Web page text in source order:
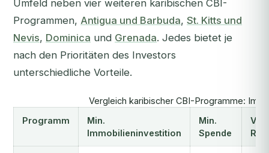
Umfeld neben vier weiteren karibischen CBI-
Programmen, Antigua und Barbuda, St. Kitts und
Nevis, Dominica und Grenada. Jedes bietet je
nach den Prioritäten des Investors
unterschiedliche Vorteile.
Vergleich karibischer CBI-Programme:
Programm
Min.
Immobilieninvestition
Min.
Spende